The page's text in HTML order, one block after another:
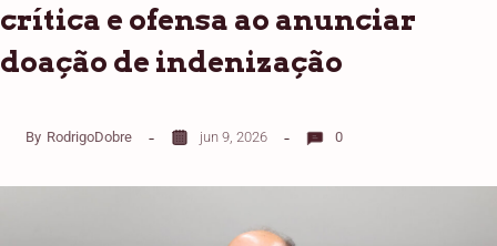
crítica e ofensa ao anunciar
doação de indenização
By RodrigoDobre jun 9, 2026 0